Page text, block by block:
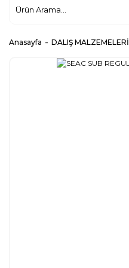
Anasayfa DALIŞ MALZEMELERİ